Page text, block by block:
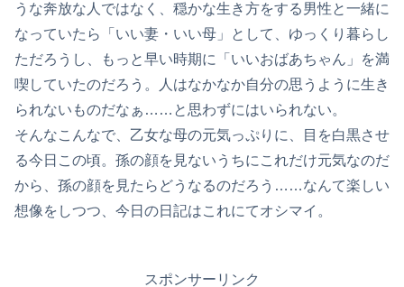
うな奔放な人ではなく、穏かな生き方をする男性と一緒に
なっていたら「いい妻・いい母」として、ゆっくり暮らし
ただろうし、もっと早い時期に「いいおばあちゃん」を満
喫していたのだろう。人はなかなか自分の思うように生き
られないものだなぁ……と思わずにはいられない。
そんなこんなで、乙女な母の元気っぷりに、目を白黒させ
る今日この頃。孫の顔を見ないうちにこれだけ元気なのだ
から、孫の顔を見たらどうなるのだろう……なんて楽しい
想像をしつつ、今日の日記はこれにてオシマイ。
スポンサーリンク